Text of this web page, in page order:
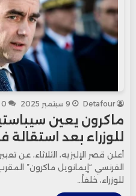
Detafour 9 سبتمبر 2025 0
ماكرون يعين
للوزراء بعد استقالة
أعلن قصر الإليزيه، الثلاثاء، عن
الفرنسي “إيمانويل ماكرون”
للوزراء، خلفاً…